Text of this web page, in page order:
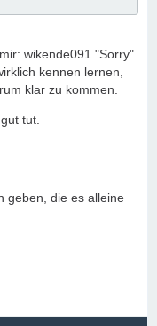
wikende091 "Sorry"
kennen lernen,
klar zu kommen.
tut.
geben, die es alleine